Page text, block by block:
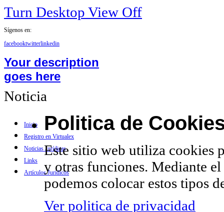
Turn Desktop View Off
Sígenos en:
facebooktwitterlinkedin
Your description
goes here
Inicio
Registro en Virtualex
Noticias Jurídicas
Links
Artículos Jurídicos
Noticia
Politica de
Este sitio web utiliza cookies
y otras funciones. Mediante
podemos colocar estos tipos
Ver politica de privacidad